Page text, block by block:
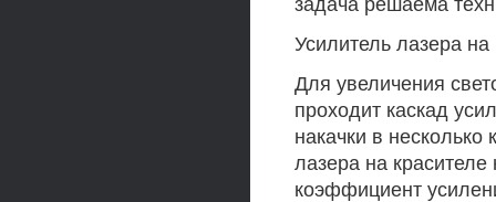
задача решаема
Усилитель лазера на
Для увеличения
проходит каскад
накачки в несколько
лазера на
коэффициент